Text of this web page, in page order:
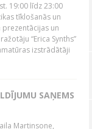
19:00 līdz 23:00
tīklošanās un
prezentācijas un
“Erica Synths”
izstrādātāji
SAŅEMS
Martinsone,